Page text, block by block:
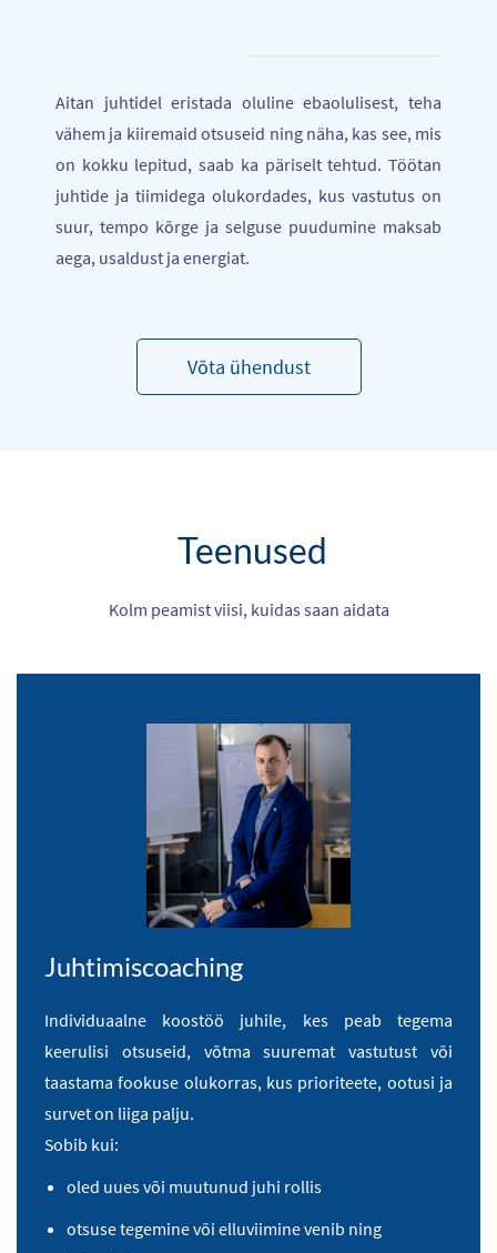
Aitan juhtidel eristada oluline ebaolulisest, teha
vähem ja kiiremaid otsuseid ning näha, kas see, mis
on kokku lepitud, saab ka päriselt tehtud. Töötan
juhtide ja tiimidega olukordades, kus vastutus on
suur, tempo kõrge ja selguse puudumine maksab
aega, usaldust ja energiat.
Võta ühendust
Teenused
Kolm peamist viisi, kuidas saan aidata
Juhtimiscoaching
Individuaalne koostöö juhile, kes peab tegema
keerulisi otsuseid, võtma suuremat vastutust või
taastama fookuse olukorras, kus prioriteete, ootusi ja
survet on liiga palju.
Sobib kui:
oled uues või muutunud juhi rollis
otsuse tegemine või elluviimine venib ning